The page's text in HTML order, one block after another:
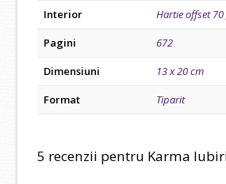
Interior
Hartie offset
Pagini
672
Dimensiuni
13 x 20 cm
Format
Tiparit
5 recenzii pentru Karma